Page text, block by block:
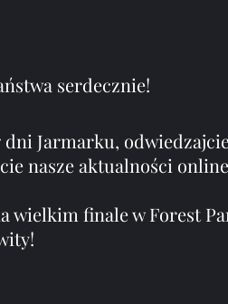
serdecznie!
dni Jarmarku,
nasze aktualności
wielkim finale w Forest